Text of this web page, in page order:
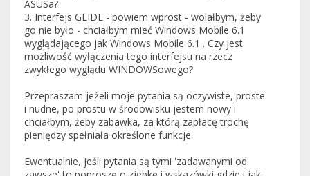
ASUSa?
3. Interfejs GLIDE - powiem wprost - wolałbym, żeby
go nie było - chciałbym mieć Windows Mobile 6.1
wyglądającego jak Windows Mobile 6.1 . Czy jest
możliwość wyłączenia tego interfejsu na rzecz
zwykłego wyglądu WINDOWSowego?
Przepraszam jeżeli moje pytania są oczywiste, proste
i nudne, po prostu w środowisku jestem nowy i
chciałbym, żeby zabawka, za którą zapłacę trochę
pieniędzy spełniała określone funkcje.
Ewentualnie, jeśli pytania są tymi 'zadawanymi od